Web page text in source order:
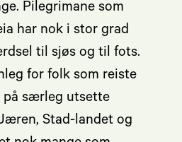
Pilegrimane som
har nok i stor grad
til sjøs og til fots.
for folk som reiste
på særleg utsette
Stad-landet og